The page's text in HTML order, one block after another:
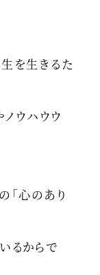
を生きるた
ノウハウウ
「心のあり
るからで